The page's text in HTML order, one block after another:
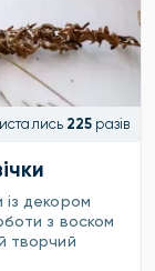
225 разів
декором
з воском
творчий